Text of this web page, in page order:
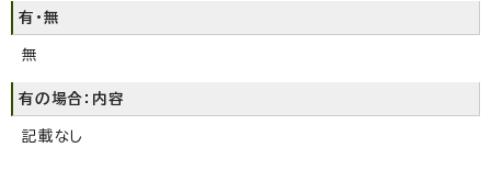
有・無
無
有の場合：内容
記載なし